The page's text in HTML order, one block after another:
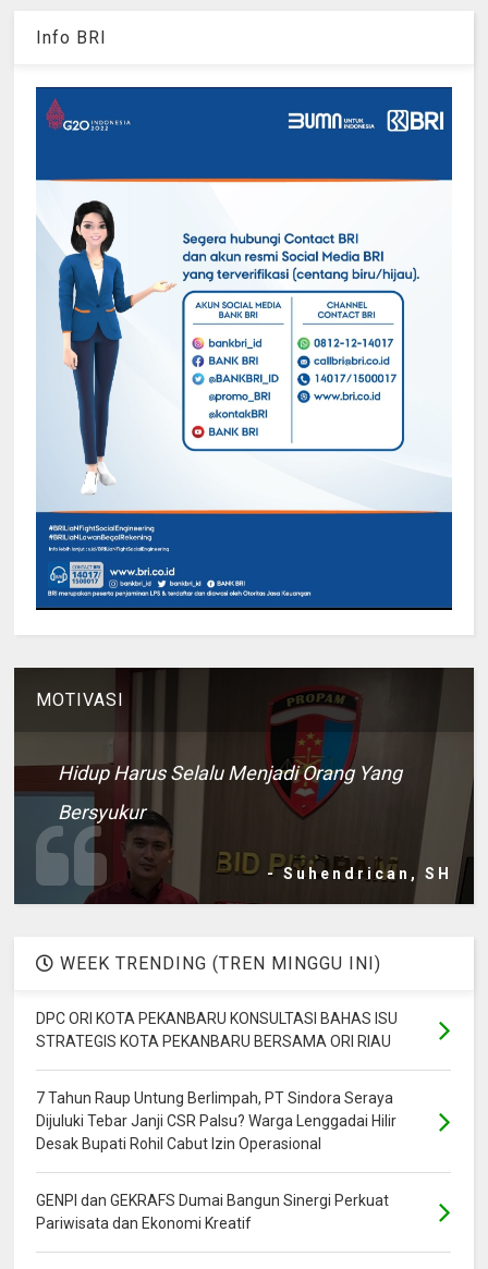
Info BRI
MOTIVASI
Hidup Harus Selalu Menjadi Orang Yang
Bersyukur
- Suhendrican, SH
WEEK TRENDING (TREN MINGGU INI)
DPC ORI KOTA PEKANBARU KONSULTASI BAHAS ISU
STRATEGIS KOTA PEKANBARU BERSAMA ORI RIAU
7 Tahun Raup Untung Berlimpah, PT Sindora Seraya
Dijuluki Tebar Janji CSR Palsu? Warga Lenggadai Hilir
Desak Bupati Rohil Cabut Izin Operasional
GENPI dan GEKRAFS Dumai Bangun Sinergi Perkuat
Pariwisata dan Ekonomi Kreatif